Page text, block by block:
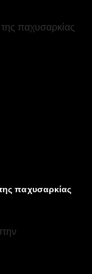
παχυσαρκίας